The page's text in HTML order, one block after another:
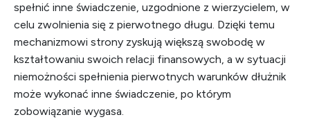
spełnić inne świadczenie, uzgodnione z wierzycielem, w
celu zwolnienia się z pierwotnego długu. Dzięki temu
mechanizmowi strony zyskują większą swobodę w
kształtowaniu swoich relacji finansowych, a w sytuacji
niemożności spełnienia pierwotnych warunków dłużnik
może wykonać inne świadczenie, po którym
zobowiązanie wygasa.